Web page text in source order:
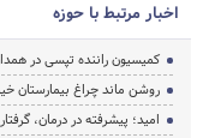
اخبار مرتبط با حوزه
کمیسیون راننده تپسی در
روشن ماند چراغ بیمارستان
امید؛ پیشرفته در درمان،